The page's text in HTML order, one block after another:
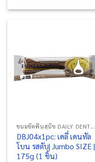
ขนมขัดฟันสุนัข DAILY DENTAL BONE
DBJ04x1pc: เดลี่ เดนทัล
โบน รสตับ| Jumbo SIZE |
175g (1 ชิ้น)